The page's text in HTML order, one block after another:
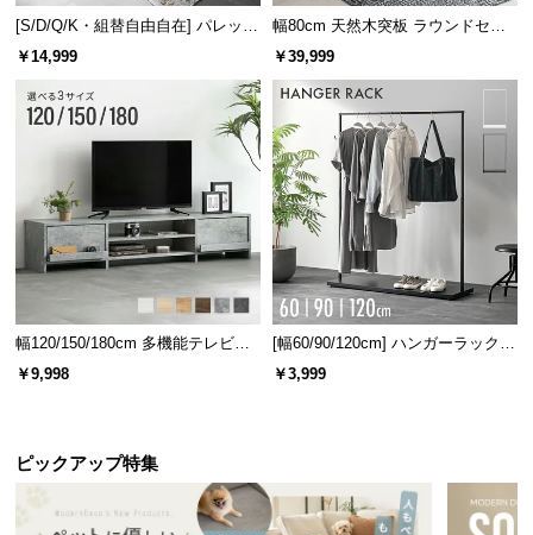
[S/D/Q/K・組替自由自在] パレット
ベッド 8/12/16枚セット
￥14,999
幅80cm 天然木突板 ラウンドセン
ターテーブル 美しい格子デザイン
￥39,999
幅120/150/180cm 多機能テレビボ
ード 木目/石目調 オープン収納・
￥9,998
[幅60/90/120cm] ハンガーラック
スチール 4段階高さ調節 サイドフ
￥3,999
ピックアップ特集